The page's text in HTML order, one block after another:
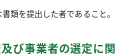
書類を提出した者であること。
び事業者の選定に関